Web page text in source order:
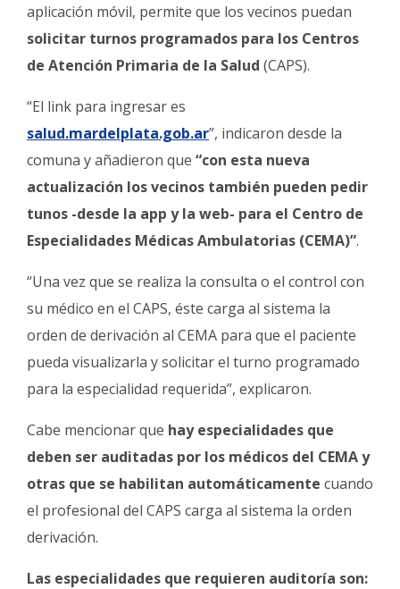
aplicación móvil, permite que los vecinos puedan
solicitar turnos programados para los Centros
de Atención Primaria de la Salud (CAPS).
“El link para ingresar es
salud.mardelplata.gob.ar”, indicaron desde la
comuna y añadieron que “con esta nueva
actualización los vecinos también pueden pedir
tunos -desde la app y la web- para el Centro de
Especialidades Médicas Ambulatorias (CEMA)”.
“Una vez que se realiza la consulta o el control con
su médico en el CAPS, éste carga al sistema la
orden de derivación al CEMA para que el paciente
pueda visualizarla y solicitar el turno programado
para la especialidad requerida”, explicaron.
Cabe mencionar que hay especialidades que
deben ser auditadas por los médicos del CEMA y
otras que se habilitan automáticamente cuando
el profesional del CAPS carga al sistema la orden
derivación.
Las especialidades que requieren auditoría son: